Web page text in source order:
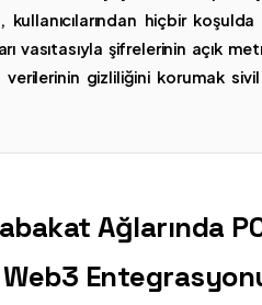
kullanıcılarından hiçbir
vasıtasıyla şifrelerinin açık
gizliliğini korumak
Ağlarında